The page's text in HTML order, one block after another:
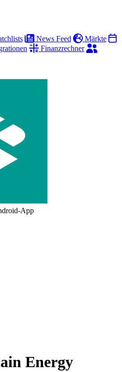
News Feed
Märkte
Finanzrechner
App
Energy